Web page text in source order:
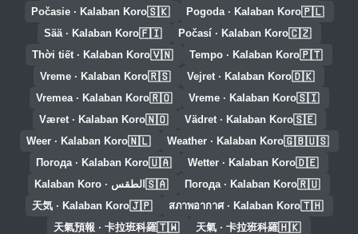
🇵🇱
Pogoda · Kalaban Koro
🇸🇰
Počasie · Kalaban Koro
🇨🇿
Počasí · Kalaban Koro
🇫🇮
Sää · Kalaban Koro
🇵🇹
Tempo · Kalaban Koro
🇻🇳
Thời tiết · Kalaban Koro
🇩🇰
Vejret · Kalaban Koro
🇷🇸
Vreme · Kalaban Koro
🇸🇮
Vreme · Kalaban Koro
🇷🇴
Vremea · Kalaban Koro
🇸🇪
Vädret · Kalaban Koro
🇳🇴
Været · Kalaban Koro
🇬🇧🇺🇸
Weather · Kalaban Koro
🇳🇱
Weer · Kalaban Koro
🇩🇪
Wetter · Kalaban Koro
🇺🇦
Погода · Kalaban Koro
🇷🇺
Погода · Kalaban Koro
🇸🇦 الطقس · Kalaban Koro
🇹🇭
สภาพอากาศ · Kalaban Koro
🇯🇵
天気 · Kalaban Koro
🇭🇰
天氣 · 卡拉班科羅
🇹🇼
天氣預報 · 卡拉班科羅